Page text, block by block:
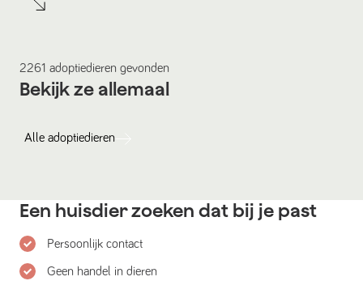
2261 adoptiedieren gevonden
Bekijk ze allemaal
Alle adoptiedieren
Een huisdier zoeken dat bij je past
Persoonlijk contact
Geen handel in dieren